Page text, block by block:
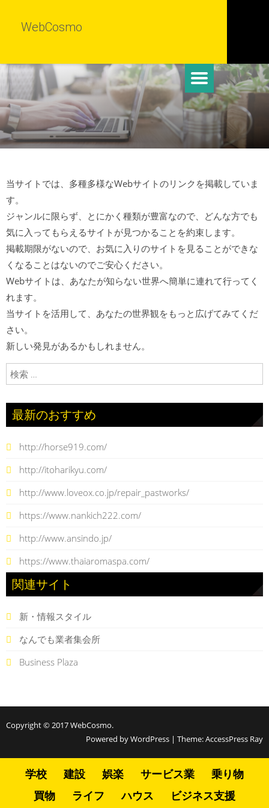
WebCosmo
当サイトでは、多種多様なWebサイトのリンクを掲載していま
す。
ジャンルに限らず、とにかく種類が豊富なので、どんな方でも
気に入ってもらえるサイトが見つかることを約束します。
掲載期限がないので、お気に入りのサイトを見ることができな
くなることはないのでご安心ください。
Webサイトは、あなたが知らない世界へ簡単に連れて行ってく
れます。
当サイトを活用して、あなたの世界観をもっと広げてみてくだ
さい。
新しい発見があるかもしれません。
検索:
最新のおすすめ
http://horse919.com/
http://itoharikyu.com/
http://www.loveox.co.jp/repair_pastworks/
https://www.nankich222.com/
http://www.ansindo.jp/
https://www.thaiaromaspa.com/
関連サイト
新・情報スタイル
なんでも業者集会所
Business Plaza
Copyright © 2017WebCosmo.
Powered by WordPress | Theme:AccessPress Ray
学校 建設 娯楽 サービス業
乗り物
買物
ライフ ハウス ビジネス支援